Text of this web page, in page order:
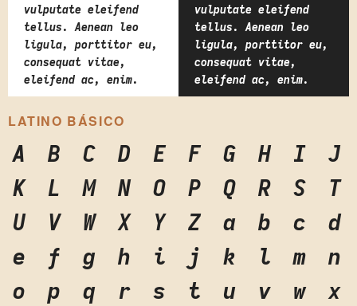
vulputate eleifend
tellus. Aenean leo
ligula, porttitor eu,
consequat vitae,
eleifend ac, enim.
vulputate eleifend
tellus. Aenean leo
ligula, porttitor eu,
consequat vitae,
eleifend ac, enim.
LATINO BÁSICO
A B C D E F G H I
J
K
L M N O P Q R S
T
U
V W X Y Z a b c
d
e
f g h i j k l m
n
o
p q r s t u v w
x